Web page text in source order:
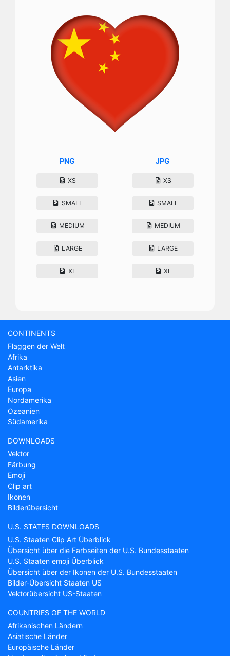
PNG
XS
SMALL
MEDIUM
LARGE
XL
JPG
XS
SMALL
MEDIUM
LARGE
XL
CONTINENTS
Flaggen der Welt
Afrika
Antarktika
Asien
Europa
Nordamerika
Ozeanien
Südamerika
DOWNLOADS
Vektor
Färbung
Emoji
Clip art
Ikonen
Bilderübersicht
U.S. STATES DOWNLOADS
U.S. Staaten Clip Art Überblick
Übersicht über die Farbseiten der U.S. Bundesstaaten
U.S. Staaten emoji Überblick
Übersicht über der Ikonen der U.S. Bundesstaaten
Bilder-Übersicht Staaten US
Vektorübersicht US-Staaten
COUNTRIES OF THE WORLD
Afrikanischen Ländern
Asiatische Länder
Europäische Länder